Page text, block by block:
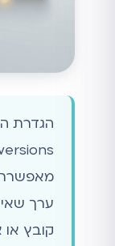
מאפשרת
ערך
קובץ או